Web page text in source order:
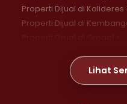
Properti Dijual di Kalideres
Properti Dijual di
Properti Dijual di Meruya >
Properti Dijual di Jelambar >
Lihat